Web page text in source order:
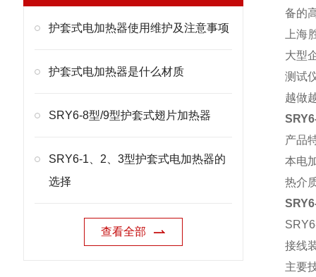
护套式电加热器使用维护及注意事项
护套式电加热器是什么材质
SRY6-8型/9型护套式翅片加热器
SRY6-1、2、3型护套式电加热器的
选择
查看全部
备的
上海
大型
测试
越做
产品
本电
热介
接线
主要